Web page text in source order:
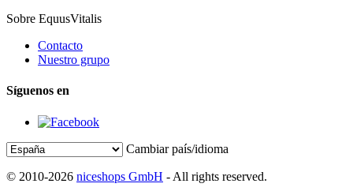
Sobre EquusVitalis
Contacto
Nuestro grupo
Síguenos en
Cambiar país/idioma
© 2010-2026 niceshops GmbH - All rights reserved.